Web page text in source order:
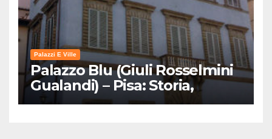
Palazzi E Ville
Palazzo Blu (Giuli Rosselmini
Gualandi) – Pisa: Storia,
Mostre e Info Visita